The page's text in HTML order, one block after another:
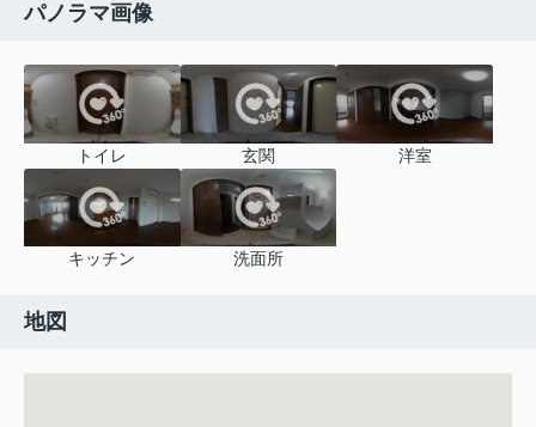
パノラマ画像
トイレ 玄関 洋室
キッチン 洗面所
地図